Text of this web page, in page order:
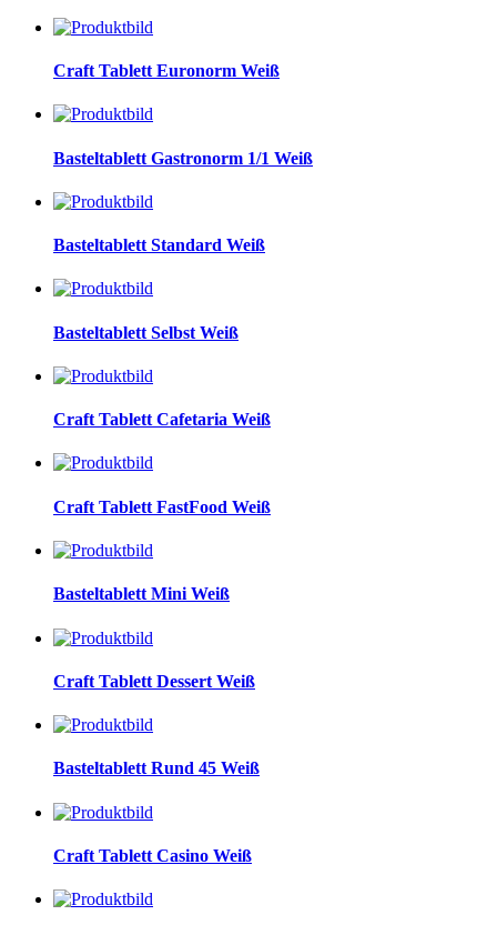
Craft Tablett Euronorm Weiß
Basteltablett Gastronorm 1/1 Weiß
Basteltablett Standard Weiß
Basteltablett Selbst Weiß
Craft Tablett Cafetaria Weiß
Craft Tablett FastFood Weiß
Basteltablett Mini Weiß
Craft Tablett Dessert Weiß
Basteltablett Rund 45 Weiß
Craft Tablett Casino Weiß